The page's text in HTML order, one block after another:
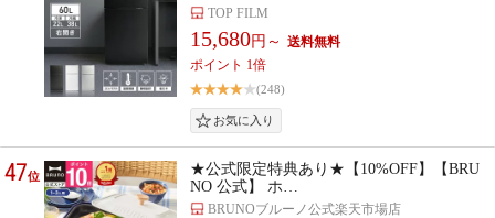
TOP FILM
15,680円～
ポイント 1倍
(248)
47位
★公式限定特典あり★【10%OFF】【BRU
NO 公式】 ホ…
BRUNOブルーノ公式楽天市場店